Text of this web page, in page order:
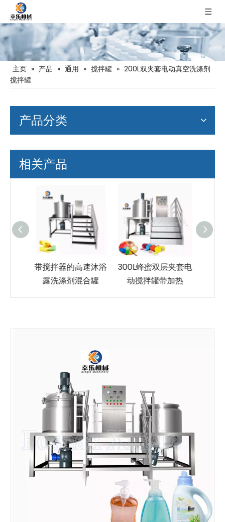
主页 » 产品 » 通用 » 搅拌罐 » 200L双夹套电动真空洗涤剂
搅拌罐
产品分类
相关产品
带搅拌器的高速沐浴
露洗涤剂混合罐
300L蜂蜜双层夹套电
动搅拌罐带加热